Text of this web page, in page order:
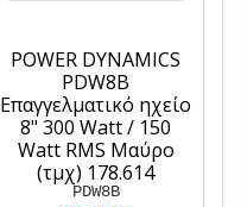
POWER DYNAMICS
PDW8B
Επαγγελματικό ηχείο
8" 300 Watt / 150
Watt RMS Μαύρο
(τμχ) 178.614
PDW8B